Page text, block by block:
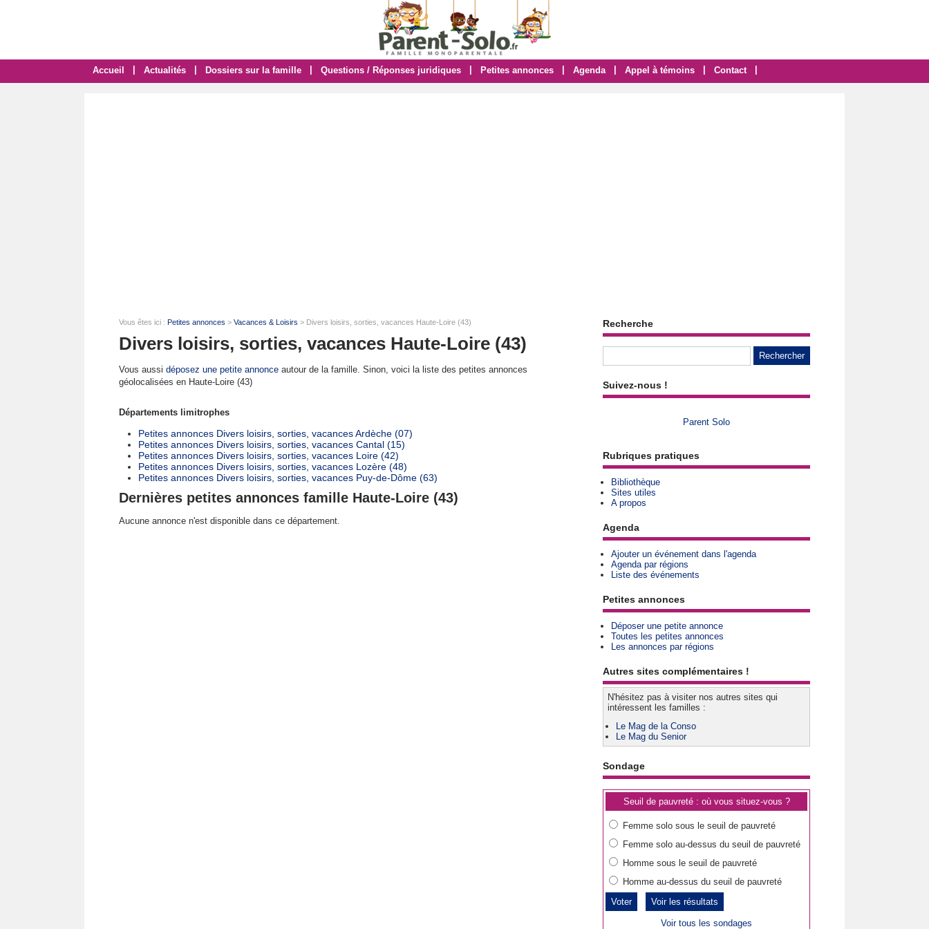
Accueil Actualités Dossiers sur la famille Questions / Réponses juridiques Petites annonces Agenda Appel à témoins Contact
Vous êtes ici : Petites annonces > Vacances & Loisirs > Divers loisirs, sorties, vacances Haute-Loire (43)
Divers loisirs, sorties, vacances Haute-Loire (43)
Vous aussi déposez une petite annonce autour de la famille. Sinon, voici la liste des petites annonces
géolocalisées en Haute-Loire (43)
Départements limitrophes
Petites annonces Divers loisirs, sorties, vacances Ardèche (07)
Petites annonces Divers loisirs, sorties, vacances Cantal (15)
Petites annonces Divers loisirs, sorties, vacances Loire (42)
Petites annonces Divers loisirs, sorties, vacances Lozère (48)
Petites annonces Divers loisirs, sorties, vacances Puy-de-Dôme (63)
Dernières petites annonces famille Haute-Loire (43)
Aucune annonce n'est disponible dans ce département.
Recherche
Suivez-nous !
Parent Solo
Rubriques pratiques
Bibliothèque
Sites utiles
A propos
Agenda
Ajouter un événement dans l'agenda
Agenda par régions
Liste des événements
Petites annonces
Déposer une petite annonce
Toutes les petites annonces
Les annonces par régions
Autres sites complémentaires !
N'hésitez pas à visiter nos autres sites qui
intéressent les familles :
Le Mag de la Conso
Le Mag du Senior
Sondage
Seuil de pauvreté : où vous situez-vous ?
Femme solo sous le seuil de pauvreté
Femme solo au-dessus du seuil de pauvreté
Homme sous le seuil de pauvreté
Homme au-dessus du seuil de pauvreté
Voir les résultats
Voir tous les sondages